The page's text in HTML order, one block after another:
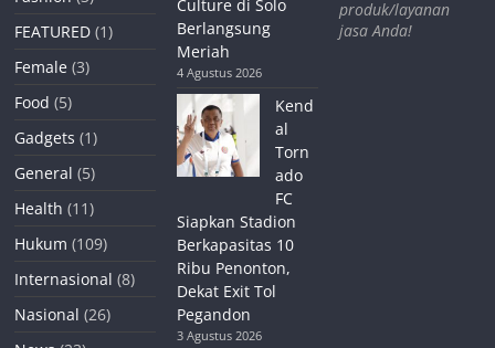
FEATURED (1)
Female (3)
Food (5)
Gadgets (1)
General (5)
Health (11)
Hukum (109)
Internasional (8)
Nasional (26)
Culture di Solo
Berlangsung
Meriah
4 Agustus 2026
Kend
al
Torn
ado
FC
Siapkan Stadion
Berkapasitas 10
Ribu Penonton,
Dekat Exit Tol
Pegandon
3 Agustus 2026
produk/layanan
jasa Anda!